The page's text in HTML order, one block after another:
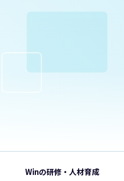
Winの研修・人材育成